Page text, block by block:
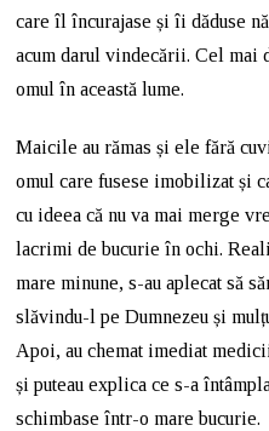
care îl încurajase și îi dăduse
acum darul vindecării. Cel mai
omul în această lume.
Maicile au rămas și ele fără
omul care fusese imobilizat și
cu ideea că nu va mai merge
lacrimi de bucurie în ochi.
mare minune, s-au aplecat să
slăvindu-l pe Dumnezeu și
Apoi, au chemat imediat
și puteau explica ce s-a
schimbase într-o mare bucurie.